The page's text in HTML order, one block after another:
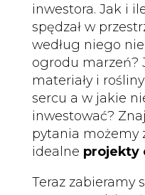
inwestora. Jak i
spędzał w
według niego
ogrodu marzeń?
materiały i
sercu a w jakie
inwestować?
pytania możemy
idealne projekty
Teraz zabieramy